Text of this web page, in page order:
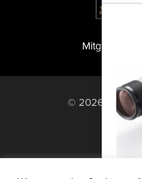
Mitglied der
© 2026 PF